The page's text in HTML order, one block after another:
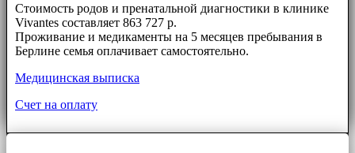
Стоимость родов и пренатальной диагностики в клинике
Vivantes составляет 863 727 р.
Проживание и медикаменты на 5 месяцев пребывания в
Берлине семья оплачивает самостоятельно.
Медицинская выписка
Счет на оплату